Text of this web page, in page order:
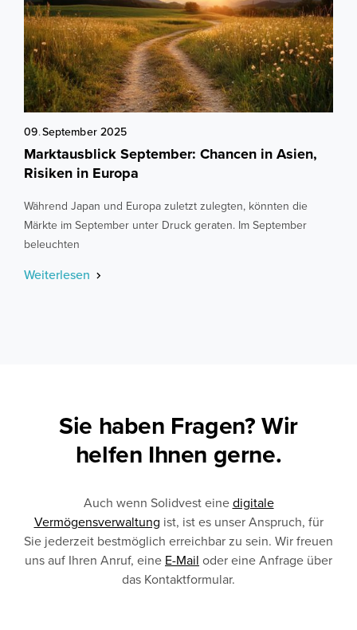
09.September 2025
Marktausblick September: Chancen in Asien,
Risiken in Europa
Während Japan und Europa zuletzt zulegten, könnten die
Märkte im September unter Druck geraten. Im September
beleuchten
Weiterlesen
Sie haben Fragen? Wir
helfen Ihnen gerne.
Auch wenn Solidvest eine digitale
Vermögensverwaltung ist, ist es unser Anspruch, für
Sie jederzeit bestmöglich erreichbar zu sein. Wir freuen
uns auf Ihren Anruf, eine E-Mail oder eine Anfrage über
das Kontaktformular.